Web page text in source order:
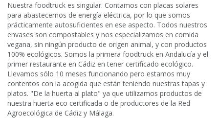
Nuestra foodtruck es singular. Contamos con placas solares
para abastecernos de energía eléctrica, por lo que somos
prácticamente autosuficientes en ese aspecto. Todos nuestros
envases son compostables y nos especializamos en comida
vegana, sin ningún producto de origen animal, y con productos
100% ecológicos. Somos la primera foodtruck en Andalucía y el
primer restaurante en Cádiz en tener certificado ecológico.
Llevamos sólo 10 meses funcionando pero estamos muy
contentos con la acogida que están teniendo nuestras tapas y
platos. "De la huerta al plato" ya que utilizamos productos de
nuestra huerta eco certificada o de productores de la Red
Agroecológica de Cádiz y Málaga.